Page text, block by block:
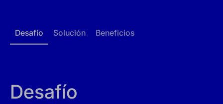
Desafío Solución Beneficios
Desafío